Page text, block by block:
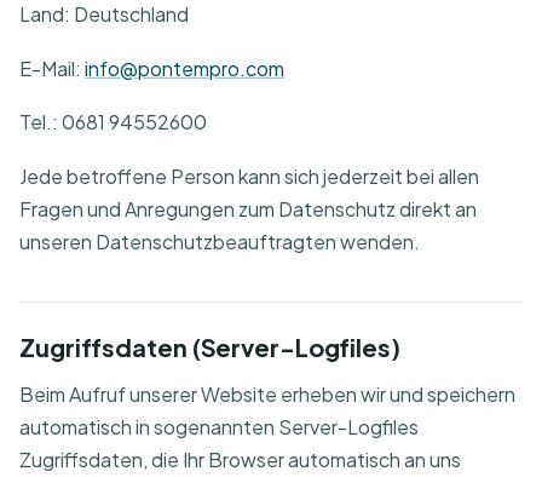
Land: Deutschland
E-Mail: info@pontempro.com
Tel.: 0681 94552600
Jede betroffene Person kann sich jederzeit bei allen
Fragen und Anregungen zum Datenschutz direkt an
unseren Datenschutzbeauftragten wenden.
Zugriffsdaten (Server-Logfiles)
Beim Aufruf unserer Website erheben wir und speichern
automatisch in sogenannten Server-Logfiles
Zugriffsdaten, die Ihr Browser automatisch an uns